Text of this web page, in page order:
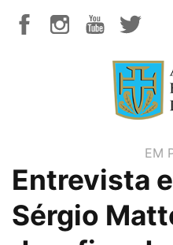
EM
Entrevista
Sérgio